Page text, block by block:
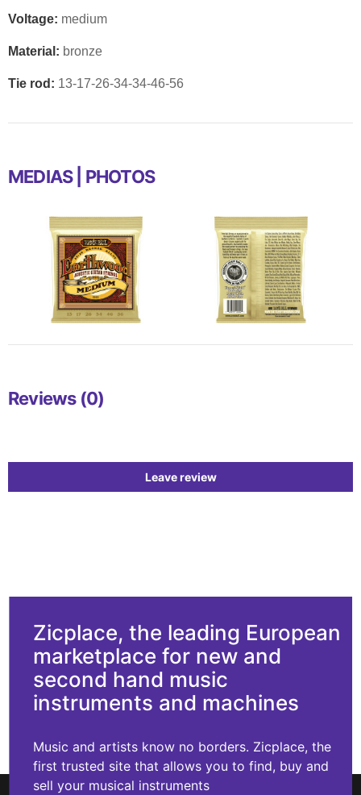
Voltage: medium
Material: bronze
Tie rod: 13-17-26-34-34-46-56
MEDIAS | PHOTOS
Reviews (0)
Leave review
Zicplace, the leading European
marketplace for new and
second hand music
instruments and machines
Music and artists know no borders. Zicplace, the
first trusted site that allows you to find, buy and
sell your musical instruments